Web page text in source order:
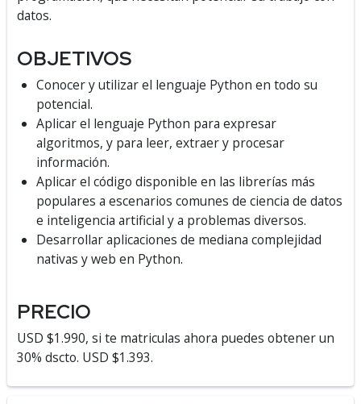
datos.
OBJETIVOS
Conocer y utilizar el lenguaje Python en todo su
potencial.
Aplicar el lenguaje Python para expresar
algoritmos, y para leer, extraer y procesar
información.
Aplicar el código disponible en las librerías más
populares a escenarios comunes de ciencia de datos
e inteligencia artificial y a problemas diversos.
Desarrollar aplicaciones de mediana complejidad
nativas y web en Python.
PRECIO
USD $1.990, si te matriculas ahora puedes obtener un
30% dscto. USD $1.393.